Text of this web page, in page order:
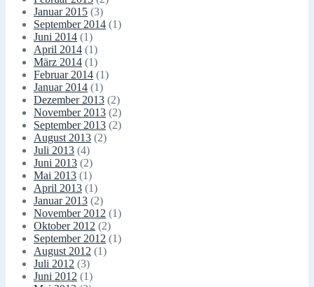
Januar 2015 (3)
September 2014 (1)
Juni 2014 (1)
April 2014 (1)
März 2014 (1)
Februar 2014 (1)
Januar 2014 (1)
Dezember 2013 (2)
November 2013 (2)
September 2013 (2)
August 2013 (2)
Juli 2013 (4)
Juni 2013 (2)
Mai 2013 (1)
April 2013 (1)
Januar 2013 (2)
November 2012 (1)
Oktober 2012 (2)
September 2012 (1)
August 2012 (1)
Juli 2012 (3)
Juni 2012 (1)